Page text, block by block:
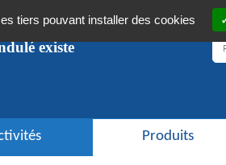
existe
Produits
tiers pouvant installer des cookies